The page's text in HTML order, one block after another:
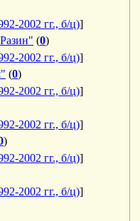
2002 гг., б/ц)]
(0)
2002 гг., б/ц)]
(0)
2002 гг., б/ц)]
2002 гг., б/ц)]
)
2002 гг., б/ц)]
2002 гг., б/ц)]